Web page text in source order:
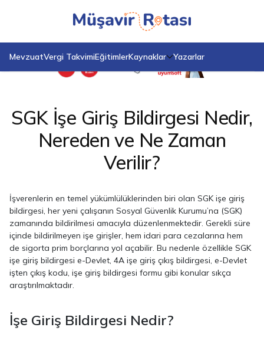
MevzuatVergi TakvimiEğitimlerKaynaklar Yazarlar
Anasayfa
Blog
SGK İşe Giriş Bildirgesi Nedir, Nereden ve Ne Zaman Verilir?
SGK İşe Giriş Bildirgesi Nedir,
Nereden ve Ne Zaman
Verilir?
İşverenlerin en temel yükümlülüklerinden biri olan SGK işe giriş
bildirgesi, her yeni çalışanın Sosyal Güvenlik Kurumu’na (SGK)
zamanında bildirilmesi amacıyla düzenlenmektedir. Gerekli süre
içinde bildirilmeyen işe girişler, hem idari para cezalarına hem
de sigorta prim borçlarına yol açabilir. Bu nedenle özellikle SGK
işe giriş bildirgesi e-Devlet, 4A işe giriş çıkış bildirgesi, e-Devlet
işten çıkış kodu, işe giriş bildirgesi formu gibi konular sıkça
araştırılmaktadır.
İşe Giriş Bildirgesi Nedir?